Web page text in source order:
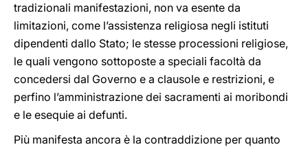
tradizionali manifestazioni, non va esente da
limitazioni, come l’assistenza religiosa negli istituti
dipendenti dallo Stato; le stesse processioni religiose,
le quali vengono sottoposte a speciali facoltà da
concedersi dal Governo e a clausole e restrizioni, e
perfino l’amministrazione dei sacramenti ai moribondi
e le esequie ai defunti.
Più manifesta ancora è la contraddizione per quanto